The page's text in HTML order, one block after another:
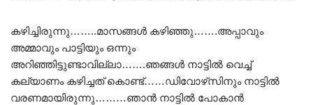
കഴിച്ചിരുന്നു……..മാസങ്ങൾ കഴിഞ്ഞു…….അപ്പാവും
അമ്മാവും പാട്ടിയും ഒന്നും
അറിഞ്ഞിട്ടുണ്ടാവില്ലാ…….ഞങ്ങൾ നാട്ടിൽ വെച്ച്
കല്യാണം കഴിച്ചത് കൊണ്ട്……ഡിവോഴ്‌സിനും നാട്ടിൽ
വരണമായിരുന്നു………ഞാൻ നാട്ടിൽ പോകാൻ